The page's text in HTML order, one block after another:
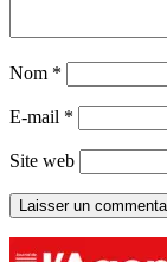
Nom *
E-mail *
Site web